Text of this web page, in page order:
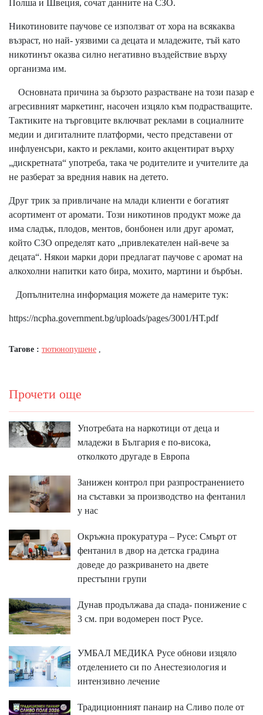
Полша и Швеция, сочат данните на СЗО.
Никотиновите паучове се използват от хора на всякаква
възраст, но най- уязвими са децата и младежите, тъй като
никотинът оказва силно негативно въздействие върху
организма им.
Основната причина за бързото разрастване на този пазар е
агресивният маркетинг, насочен изцяло към подрастващите.
Тактиките на търговците включват реклами в социалните
медии и дигиталните платформи, често представени от
инфлуенсъри, както и реклами, които акцентират върху
„дискретната“ употреба, така че родителите и учителите да
не разберат за вредния навик на детето.
Друг трик за привличане на млади клиенти е богатият
асортимент от аромати. Този никотинов продукт може да
има сладък, плодов, ментов, бонбонен или друг аромат,
който СЗО определят като „привлекателен най-вече за
децата“. Някои марки дори предлагат паучове с аромат на
алкохолни напитки като бира, мохито, мартини и бърбън.
Допълнителна информация можете да намерите тук:
https://ncpha.government.bg/uploads/pages/3001/НТ.pdf
Тагове : тютюнопушене ,
Прочети още
Употребата на наркотици от деца и
младежи в България е по-висока,
отколкото другаде в Европа
Занижен контрол при разпространението
на съставки за производство на фентанил
у нас
Окръжна прокуратура – Русе: Смърт от
фентанил в двор на детска градина
доведе до разкриването на двете
престъпни групи
Дунав продължава да спада- понижение с
3 см. при водомерен пост Русе.
УМБАЛ МЕДИКА Русе обнови изцяло
отделението си по Анестезиология и
интензивно лечение
Традиционният панаир на Сливо поле от